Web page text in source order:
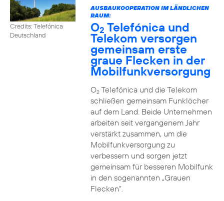
Credits: Telefónica
Deutschland
AUSBAUKOOPERATION IM LÄNDLICHEN
RAUM:
O2 Telefónica und
Telekom versorgen
gemeinsam erste
graue Flecken in der
Mobilfunkversorgung
O2Telefónica und die Telekom
schließen gemeinsam Funklöcher
auf dem Land. Beide Unternehmen
arbeiten seit vergangenem Jahr
verstärkt zusammen, um die
Mobilfunkversorgung zu
verbessern und sorgen jetzt
gemeinsam für besseren Mobilfunk
in den sogenannten „Grauen
Flecken“.